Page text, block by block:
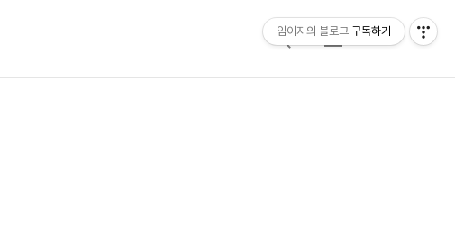
검
메
임이지의 블로그 구독하기